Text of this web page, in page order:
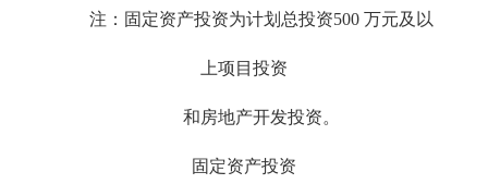
注：固定资产投资为计划总投资500 万元及以
上项目投资
和房地产开发投资。
固定资产投资